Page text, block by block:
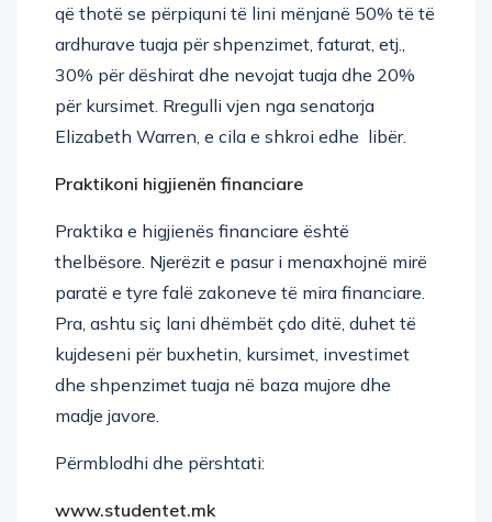
që thotë se përpiquni të lini mënjanë 50% të të
ardhurave tuaja për shpenzimet, faturat, etj.,
30% për dëshirat dhe nevojat tuaja dhe 20%
për kursimet. Rregulli vjen nga senatorja
Elizabeth Warren, e cila e shkroi edhe libër.
Praktikoni higjienën financiare
Praktika e higjienës financiare është
thelbësore. Njerëzit e pasur i menaxhojnë mirë
paratë e tyre falë zakoneve të mira financiare.
Pra, ashtu siç lani dhëmbët çdo ditë, duhet të
kujdeseni për buxhetin, kursimet, investimet
dhe shpenzimet tuaja në baza mujore dhe
madje javore.
Përmblodhi dhe përshtati:
www.studentet.mk